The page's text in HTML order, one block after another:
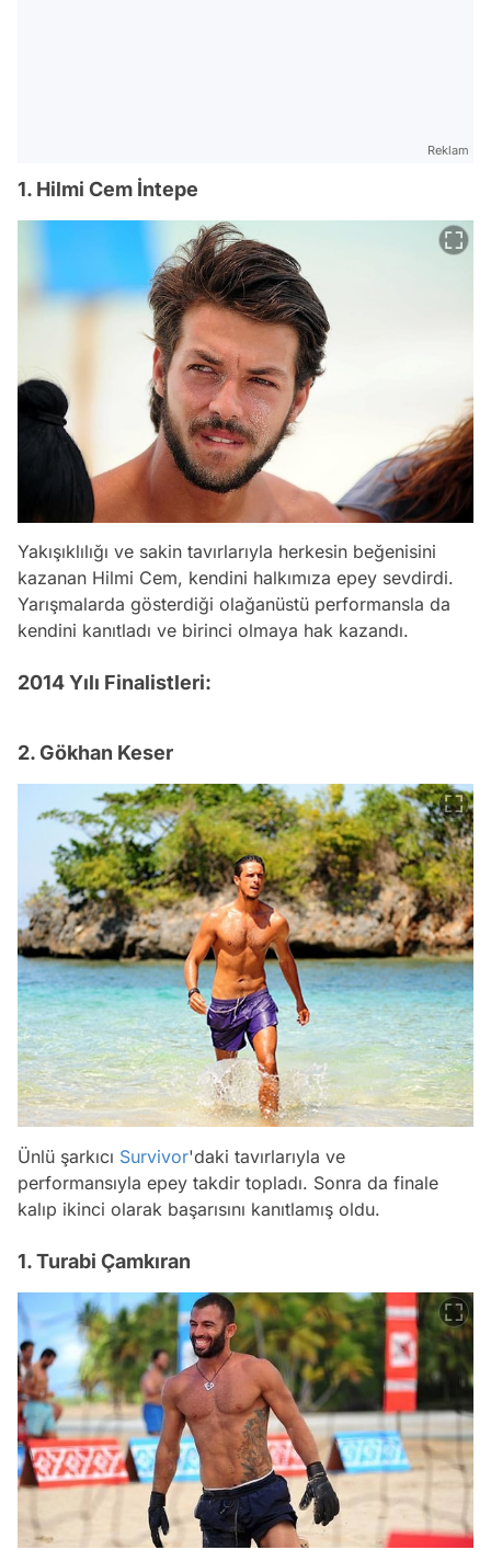
Reklam
1. Hilmi Cem İntepe
Yakışıklılığı ve sakin tavırlarıyla herkesin beğenisini
kazanan Hilmi Cem, kendini halkımıza epey sevdirdi.
Yarışmalarda gösterdiği olağanüstü performansla da
kendini kanıtladı ve birinci olmaya hak kazandı.
2014 Yılı Finalistleri:
2. Gökhan Keser
Ünlü şarkıcı Survivor'daki tavırlarıyla ve
performansıyla epey takdir topladı. Sonra da finale
kalıp ikinci olarak başarısını kanıtlamış oldu.
1. Turabi Çamkıran